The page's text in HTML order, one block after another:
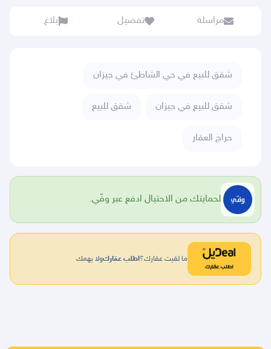
مراسلة تفضيل بلاغ
شقق للبيع في حي الشاطئ في جيزان
شقق للبيع في جيزان شقق للبيع
حراج العقار
لحمايتك من الاحتيال ادفع عبر وفّي.
ما لقيت عقارك؟اطلب عقاركولا يهمك